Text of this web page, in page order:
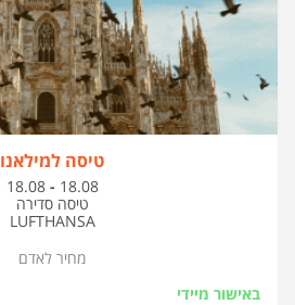
טיסה למילאנו
בין
התאריכים,
18.08 - 18.08
טיסה סדירה
LUFTHANSA
באישור מיידי
מחיר לאדם